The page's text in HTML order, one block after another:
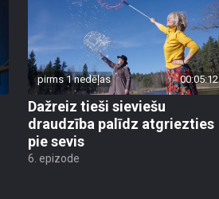
pirms 1 nedēļas 00:05:12
Dažreiz tieši sieviešu
draudzība palīdz atgriezties
pie sevis
6. epizode